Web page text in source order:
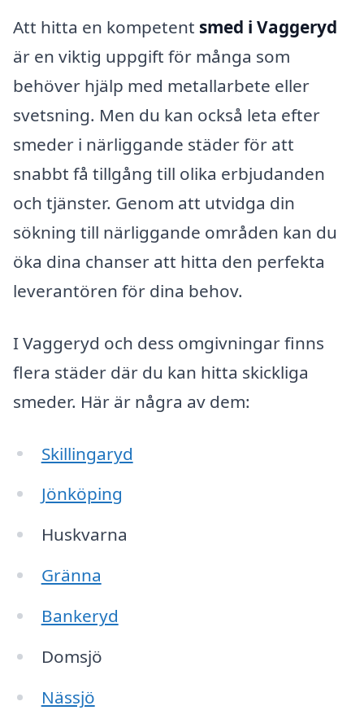
Att hitta en kompetent smed i Vaggeryd
är en viktig uppgift för många som
behöver hjälp med metallarbete eller
svetsning. Men du kan också leta efter
smeder i närliggande städer för att
snabbt få tillgång till olika erbjudanden
och tjänster. Genom att utvidga din
sökning till närliggande områden kan du
öka dina chanser att hitta den perfekta
leverantören för dina behov.
I Vaggeryd och dess omgivningar finns
flera städer där du kan hitta skickliga
smeder. Här är några av dem:
Skillingaryd
Jönköping
Huskvarna
Gränna
Bankeryd
Domsjö
Nässjö